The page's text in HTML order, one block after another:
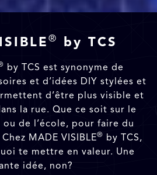
® by TCS
by TCS est synonyme de
et d’idées DIY stylées et
d’être plus visible et
la rue. Que ce soit sur le
de l’école, pour faire du
MADE VISIBLE® by TCS,
te mettre en valeur. Une
idée, non?